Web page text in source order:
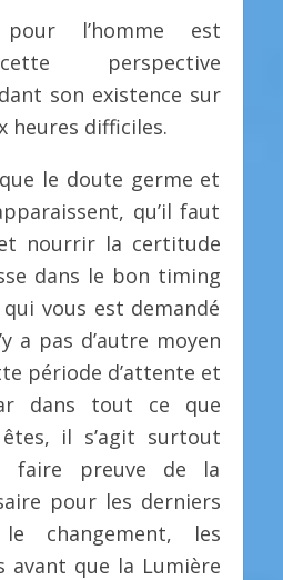
l’homme est
perspective
son existence sur
heures difficiles.
le doute germe et
qu’il faut
nourrir la certitude
dans le bon timing
qui vous est demandé
a pas d’autre moyen
période d’attente et
dans tout ce que
il s’agit surtout
faire preuve de la
pour les derniers
changement, les
avant que la Lumière